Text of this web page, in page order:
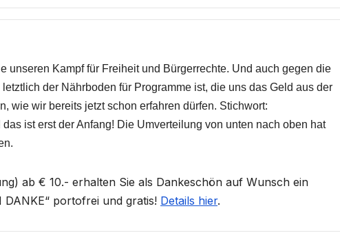
unseren Kampf für Freiheit und Bürgerrechte. Und auch gegen die
letztlich der Nährboden für Programme ist, die uns das Geld aus der
wie wir bereits jetzt schon erfahren dürfen. Stichwort:
ist erst der Anfang! Die Umverteilung von unten nach oben hat
ab € 10.- erhalten Sie als Dankeschön auf Wunsch ein
portofrei und gratis! Details hier.